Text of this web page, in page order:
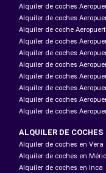
Alquiler de coches
Alquiler de coches
Alquiler de coche
Alquiler de coches
Alquiler de coches
Alquiler de coches
Alquiler de coches
Alquiler de coches
Alquiler de coches
Alquiler de coches
ALQUILER DE COCHES
Alquiler de coches en Vera
Alquiler de coches en
Alquiler de coches en Inca